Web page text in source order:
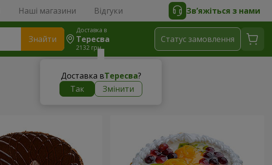
Наші магазини Відгуки Зв’яжіться з нами
Знайти
Доставка в
Тересва
2132 грн
Доставка вТересва?
Так
Змінити
Статус замовлення